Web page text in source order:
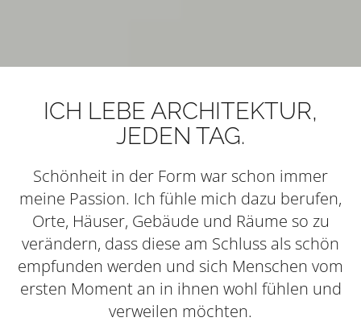
ICH LEBE ARCHITEKTUR,
JEDEN TAG.
Schönheit in der Form war schon immer
meine Passion. Ich fühle mich dazu berufen,
Orte, Häuser, Gebäude und Räume so zu
verändern, dass diese am Schluss als schön
empfunden werden und sich Menschen vom
ersten Moment an in ihnen wohl fühlen und
verweilen möchten.